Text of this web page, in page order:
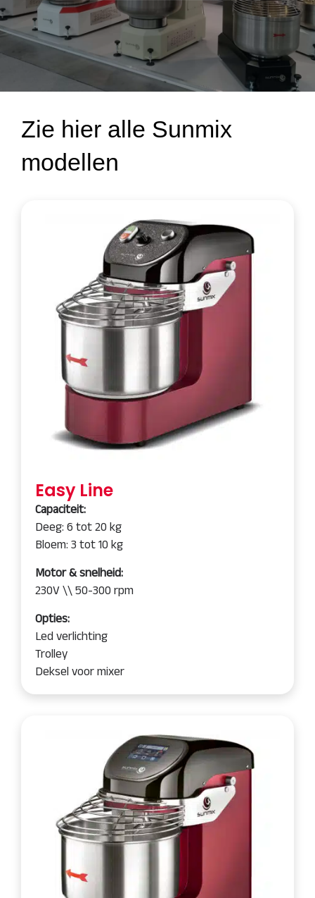
Zie hier alle Sunmix
modellen
Easy Line
Capaciteit:
Deeg: 6 tot 20 kg
Bloem: 3 tot 10 kg
Motor & snelheid:
230V \\ 50-300 rpm
Opties:
Led verlichting
Trolley
Deksel voor mixer